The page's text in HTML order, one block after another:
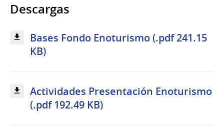
Descargas
Bases Fondo Enoturismo (.pdf 241.15
KB)
Actividades Presentación Enoturismo
(.pdf 192.49 KB)